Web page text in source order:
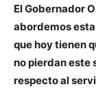
El Gobernador
abordemos
que hoy tienen
no pierdan este
respecto al